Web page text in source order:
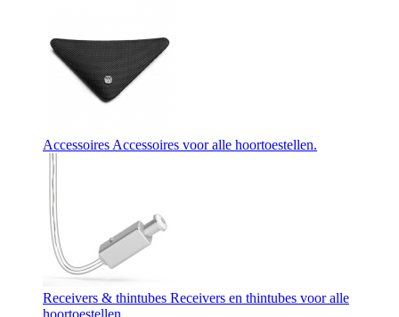
Accessoires Accessoires voor alle hoortoestellen.
Receivers & thintubes Receivers en thintubes voor alle
hoortoestellen.